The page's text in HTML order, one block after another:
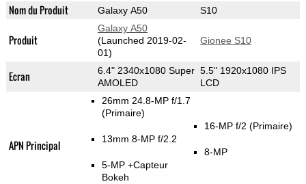
Nom du Produit Galaxy A50 S10
Produit
Galaxy A50
(Launched 2019-02-
01)
Gionee S10
Ecran
6.4" 2340x1080 Super
AMOLED
5.5" 1920x1080 IPS
LCD
APN Principal
26mm 24.8-MP f/1.7
(Primaire)
13mm 8-MP f/2.2
5-MP +Capteur
Bokeh
16-MP f/2 (Primaire)
8-MP